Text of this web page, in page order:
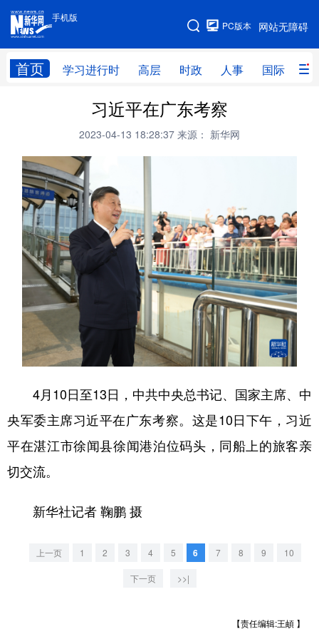
手机版
网站无障碍
PC版本
首页 学习进行时 高层 时政 人事 国际 财
手机版
网站地图
高层 时政
财经 网评
台湾
科技 科创
文化 书画 健康 军事
访谈 视频 图片 政务
法律 中央文件 金融 汽车
食品 信息化 数字经济
学术中国 乡村振兴 银龄 溯源中国
公益 一带一路 亚太网 上市公司
文化产业
地方频道
北京 天津 河北 山西
上海
习近平在广东考察
2023-04-13 18:28:37 来源： 新华网
4月10日至13日，中共中央总书记、国家主席、中
央军委主席习近平在广东考察。这是10日下午，习近
平在湛江市徐闻县徐闻港泊位码头，同船上的旅客亲
切交流。
新华社记者 鞠鹏 摄
上一页 1 2 3 4 5 6 7 8 9 10
下一页 >>|
【责任编辑:王頔 】